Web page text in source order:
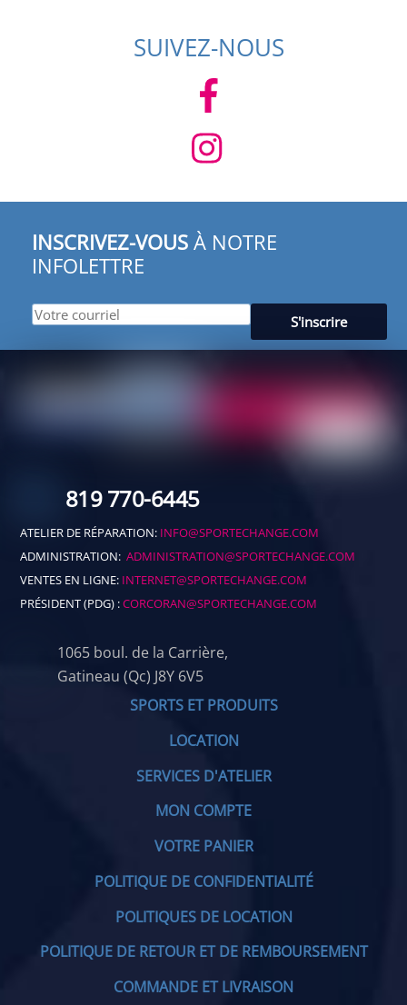
SUIVEZ-NOUS
INSCRIVEZ-VOUS À NOTRE
INFOLETTRE
819 770-6445
ATELIER DE RÉPARATION: INFO@SPORTECHANGE.COM
ADMINISTRATION:ADMINISTRATION@SPORTECHANGE.COM
VENTES EN LIGNE: INTERNET@SPORTECHANGE.COM
PRÉSIDENT (PDG) :CORCORAN@SPORTECHANGE.COM
1065 boul. de la Carrière,
Gatineau (Qc) J8Y 6V5
SPORTS ET PRODUITS
LOCATION
SERVICES D'ATELIER
MON COMPTE
VOTRE PANIER
POLITIQUE DE CONFIDENTIALITÉ
POLITIQUES DE LOCATION
POLITIQUE DE RETOUR ET DE REMBOURSEMENT
COMMANDE ET LIVRAISON